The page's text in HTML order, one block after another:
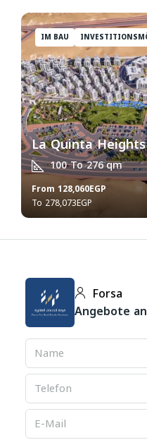
IM BAU
La Quinta Heights
100 To 276qm
From 128,060EGP
278,073EGP
Forsa
Angebote